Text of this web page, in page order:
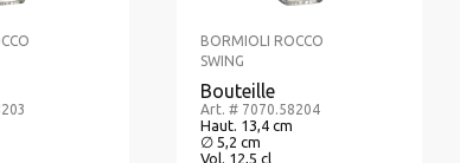
BORMIOLI ROCCO
SWING
Bouteille
Art. # 7070.58204
Haut. 13,4 cm
∅ 5,2 cm
Vol. 12,5 cl